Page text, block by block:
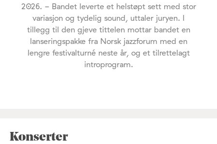
2026. - Bandet leverte et helstøpt sett med stor
variasjon og tydelig sound, uttaler juryen. I
tillegg til den gjeve tittelen mottar bandet en
lanseringspakke fra Norsk jazzforum med en
lengre festivalturné neste år, og et tilrettelagt
introprogram.
Konserter